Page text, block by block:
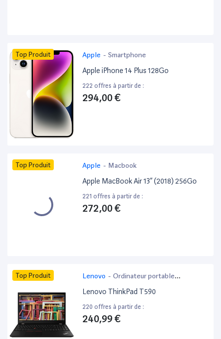
Top Produit Apple - Smartphone
Apple iPhone 14 Plus 128Go
222 offres à partir de :
294,00 €
Top Produit Apple - Macbook
Apple MacBook Air 13” (2018) 256Go
221 offres à partir de :
272,00 €
Top Produit Lenovo - Ordinateur portable
bureautique
Lenovo ThinkPad T590
220 offres à partir de :
240,99 €